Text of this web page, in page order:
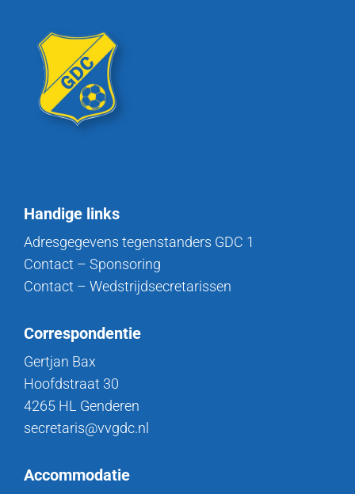
Handige links
Adresgegevens tegenstanders GDC 1
Contact – Sponsoring
Contact – Wedstrijdsecretarissen
Correspondentie
Gertjan Bax
Hoofdstraat 30
4265 HL Genderen
secretaris@vvgdc.nl
Accommodatie